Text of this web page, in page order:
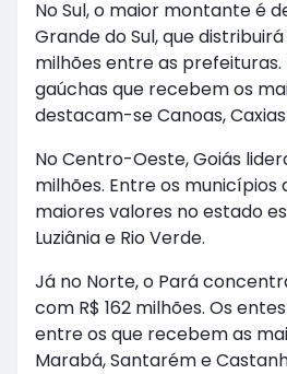
No Sul, o maior montante é
Grande do Sul, que
milhões entre as prefeituras.
gaúchas que recebem os
destacam-se Canoas,
No Centro-Oeste, Goiás
milhões. Entre os municípios
maiores valores no estado
Luziânia e Rio Verde.
Já no Norte, o Pará
com R$ 162 milhões. Os
entre os que recebem as
Marabá, Santarém e